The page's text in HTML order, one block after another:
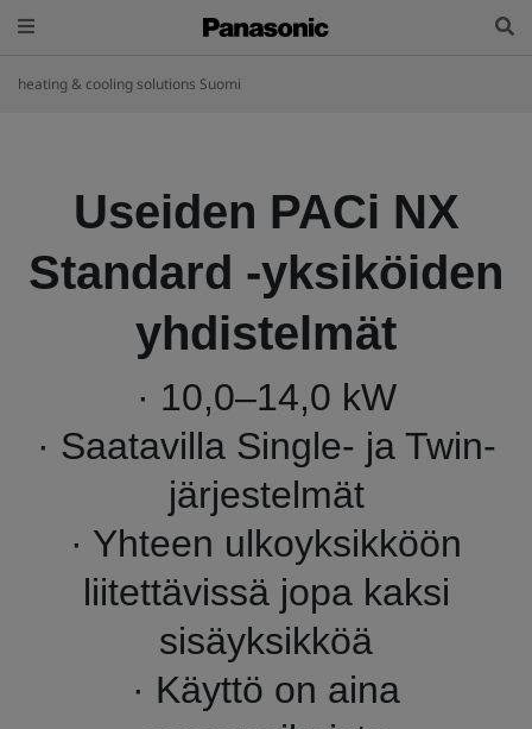
heating & cooling solutions Suomi
Useiden PACi NX
Standard -yksiköiden
yhdistelmät
· 10,0–14,0 kW
· Saatavilla Single- ja Twin-
järjestelmät
· Yhteen ulkoyksikköön
liitettävissä jopa kaksi
sisäyksikköä
· Käyttö on aina